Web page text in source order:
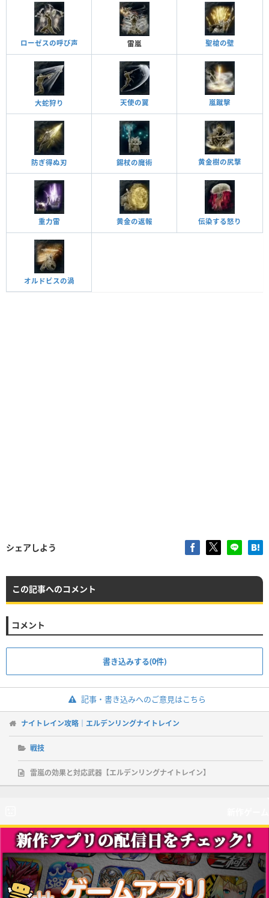
ローゼスの呼び声 雷嵐 聖槍の壁
大蛇狩り 天使の翼 嵐蹴擊
防ぎ得ぬ刃 錫杖の魔術 黄金樹の尻撃
重力雷 黄金の返報 伝染する怒り
オルドビスの渦
シェアしよう
この記事へのコメント
コメント
書き込みする(0件)
記事・書き込みへのご意見はこちら
ナイトレイン攻略｜エルデンリングナイトレイン
戦技
雷嵐の効果と対応武器【エルデンリングナイトレイン】